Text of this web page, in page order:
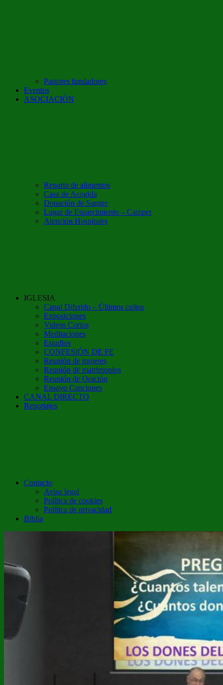
Pastores fundadores
Eventos
ASOCIACIÓN
Reparto de alimentos
Casa de Acogida
Donación de Sangre
Lugar de Esparcimiento – Campet
Atención Hospitales
IGLESIA
Canal Diferido – Últimos cultos
Exposiciones
Videos Cortos
Meditaciones
Estudios
CONFESIÓN DE FE
Reunión de mujeres
Reunión de matrimonios
Reunión de Oración
Ensayo Canciones
CANAL DIRECTO
Reportajes
Contacto
Aviso legal
Política de cookies
Política de privacidad
Biblia